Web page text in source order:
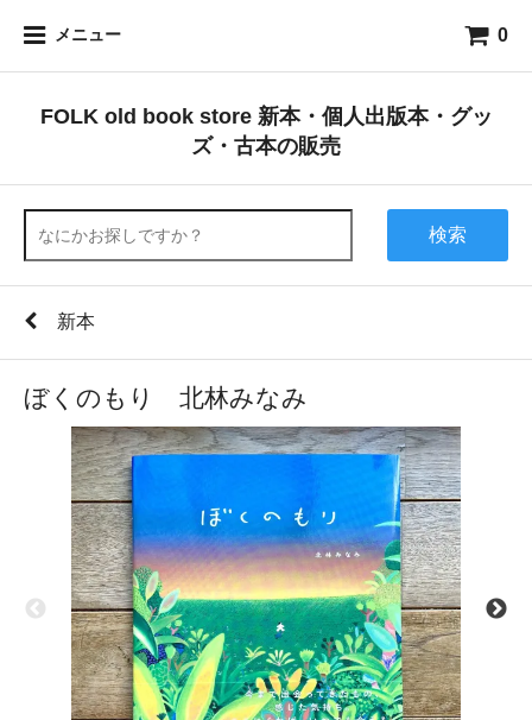
メニュー 0
FOLK old book store 新本・個人出版本・グッ
ズ・古本の販売
検索
新本
ぼくのもり 北林みなみ